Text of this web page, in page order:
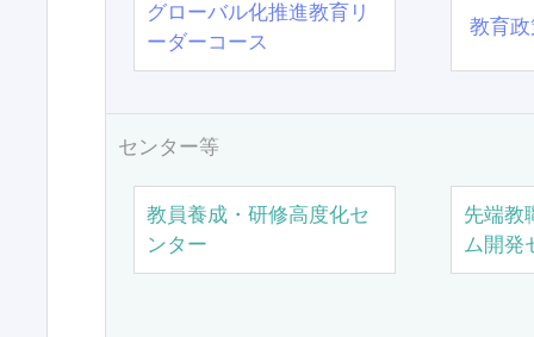
グローバル化推進教育リ
ーダーコース
教育
センター等
教員養成・研修高度化セ
ンター
先端教
ム開発